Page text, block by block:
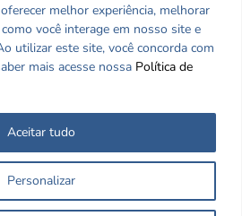
melhor experiência, melhorar
você interage em nosso site e
utilizar este site, você concorda com
mais acesse nossa Política de
Personalizar
Aceitar tudo
CRF/MS. Copyrigth ©2026
por